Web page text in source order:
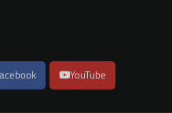
YouTube